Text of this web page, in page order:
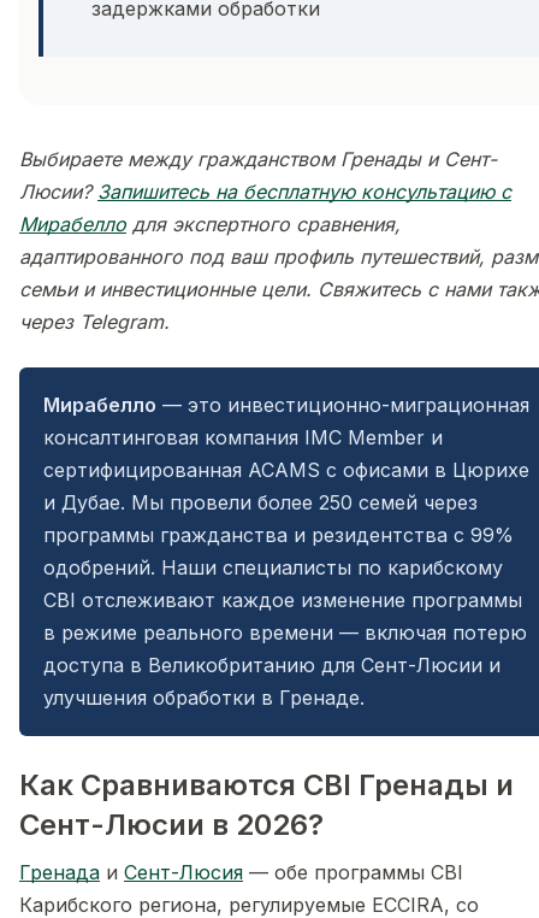
задержками обработки
Выбираете между гражданством Гренады и Сент-
Люсии? Запишитесь на бесплатную консультацию с
Мирабелло для экспертного сравнения,
адаптированного под ваш профиль путешествий,
семьи и инвестиционные цели. Свяжитесь с нами
через Telegram.
Мирабелло — это инвестиционно-миграционная
консалтинговая компания IMC Member и
сертифицированная ACAMS с офисами в Цюрихе
и Дубае. Мы провели более 250 семей через
программы гражданства и резидентства с 99%
одобрений. Наши специалисты по карибскому
CBI отслеживают каждое изменение программы
в режиме реального времени — включая потерю
доступа в Великобританию для Сент-Люсии и
улучшения обработки в Гренаде.
Как Сравниваются CBI Гренады и
Сент-Люсии в 2026?
Гренада и Сент-Люсия — обе программы CBI
Карибского региона, регулируемые ECCIRA, со